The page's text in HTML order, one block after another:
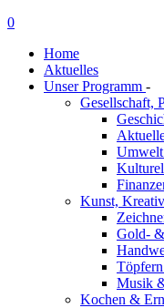
0
Home
Aktuelles
Unser Programm -
Gesellschaft,
Kunst,
Gold-
Musik
Kochen &